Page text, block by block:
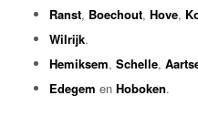
Ranst, Boechout, Hove,
Wilrijk.
Hemiksem, Schelle,
Edegem en Hoboken.